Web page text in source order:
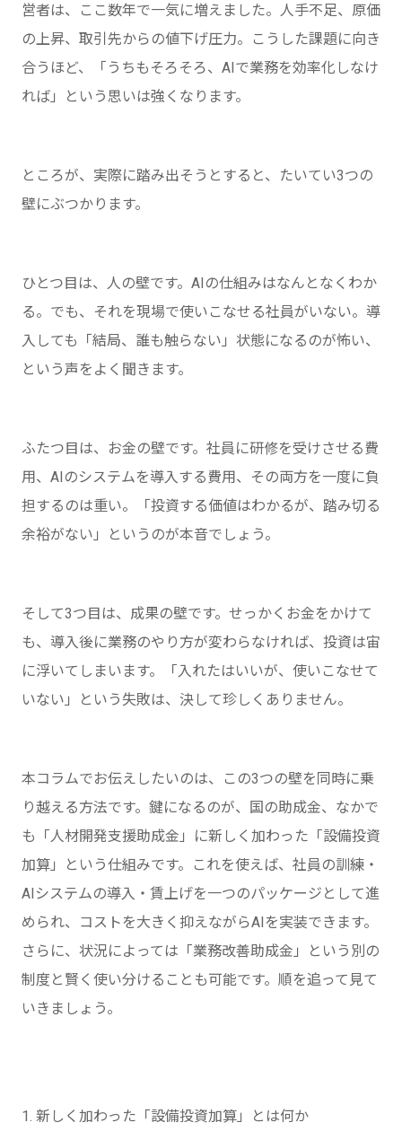
営者は、ここ数年で一気に増えました。人手不足、原価
の上昇、取引先からの値下げ圧力。こうした課題に向き
合うほど、「うちもそろそろ、AIで業務を効率化しなけ
れば」という思いは強くなります。
ところが、実際に踏み出そうとすると、たいてい3つの
壁にぶつかります。
ひとつ目は、人の壁です。AIの仕組みはなんとなくわか
る。でも、それを現場で使いこなせる社員がいない。導
入しても「結局、誰も触らない」状態になるのが怖い、
という声をよく聞きます。
ふたつ目は、お金の壁です。社員に研修を受けさせる費
用、AIのシステムを導入する費用、その両方を一度に負
担するのは重い。「投資する価値はわかるが、踏み切る
余裕がない」というのが本音でしょう。
そして3つ目は、成果の壁です。せっかくお金をかけて
も、導入後に業務のやり方が変わらなければ、投資は宙
に浮いてしまいます。「入れたはいいが、使いこなせて
いない」という失敗は、決して珍しくありません。
本コラムでお伝えしたいのは、この3つの壁を同時に乗
り越える方法です。鍵になるのが、国の助成金、なかで
も「人材開発支援助成金」に新しく加わった「設備投資
加算」という仕組みです。これを使えば、社員の訓練・
AIシステムの導入・賃上げを一つのパッケージとして進
められ、コストを大きく抑えながらAIを実装できます。
さらに、状況によっては「業務改善助成金」という別の
制度と賢く使い分けることも可能です。順を追って見て
いきましょう。
1. 新しく加わった「設備投資加算」とは何か